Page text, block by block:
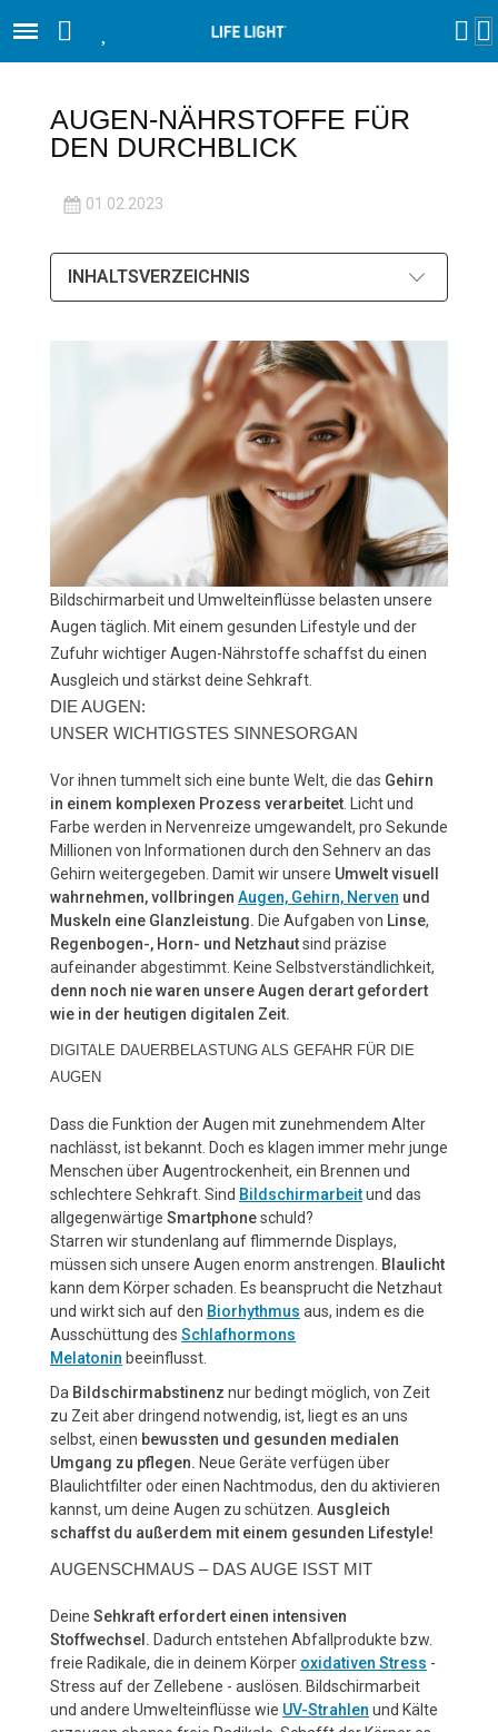
AUGEN-NÄHRSTOFFE FÜR
DEN DURCHBLICK
01.02.2023
INHALTSVERZEICHNIS
Bildschirmarbeit und Umwelteinflüsse belasten unsere
Augen täglich. Mit einem gesunden Lifestyle und der
Zufuhr wichtiger Augen-Nährstoffe schaffst du einen
Ausgleich und stärkst deine Sehkraft.
DIE AUGEN:
UNSER WICHTIGSTES SINNESORGAN
Vor ihnen tummelt sich eine bunte Welt, die das Gehirn
in einem komplexen Prozess verarbeitet . Licht und
Farbe werden in Nervenreize umgewandelt, pro Sekunde
Millionen von Informationen durch den Sehnerv an das
Gehirn weitergegeben. Damit wir unsere Umwelt visuell
wahrnehmen, vollbringen Augen, Gehirn, Nerven und
Muskeln eine Glanzleistung. Die Aufgaben von Linse,
Regenbogen-, Horn- und Netzhautsind präzise
aufeinander abgestimmt. Keine Selbstverständlichkeit,
denn noch nie waren unsere Augen derart gefordert
wie in der heutigen digitalen Zeit.
DIGITALE DAUERBELASTUNG ALS GEFAHR FÜR DIE
AUGEN
Dass die Funktion der Augen mit zunehmendem Alter
nachlässt, ist bekannt. Doch es klagen immer mehr junge
Menschen über Augentrockenheit, ein Brennen und
schlechtere Sehkraft. Sind Bildschirmarbeitund das
allgegenwärtige Smartphoneschuld?
Starren wir stundenlang auf flimmernde Displays,
müssen sich unsere Augen enorm anstrengen. Blaulicht
kann dem Körper schaden. Es beansprucht die Netzhaut
und wirkt sich auf den Biorhythmus aus, indem es die
Ausschüttung des Schlafhormons
Melatonin beeinflusst.
Da Bildschirmabstinenz nur bedingt möglich, von Zeit
zu Zeit aber dringend notwendig, ist, liegt es an uns
selbst, einen bewussten und gesunden medialen
Umgang zu pflegen. Neue Geräte verfügen über
Blaulichtfilter oder einen Nachtmodus, den du aktivieren
kannst, um deine Augen zu schützen. Ausgleich
schaffst du außerdem mit einem gesunden Lifestyle!
AUGENSCHMAUS – DAS AUGE ISST MIT
Deine Sehkraft erfordert einen intensiven
Stoffwechsel. Dadurch entstehen Abfallprodukte bzw.
freie Radikale, die in deinem Körper oxidativen Stress -
Stress auf der Zellebene - auslösen. Bildschirmarbeit
und andere Umwelteinflüsse wie UV-Strahlen und Kälte